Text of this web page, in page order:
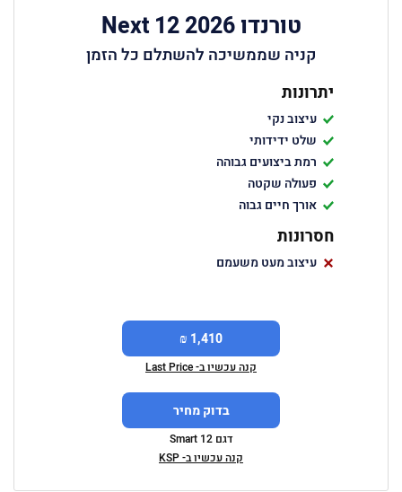
טורנדו Next 12 2026
קניה שממשיכה להשתלם כל הזמן
יתרונות
עיצוב נקי
שלט ידידותי
רמת ביצועים גבוהה
פעולה שקטה
אורך חיים גבוה
חסרונות
עיצוב מעט משעמם
1,410 ₪
קנה עכשיו ב- Last Price
בדוק מחיר
דגם Smart 12
קנה עכשיו ב- KSP